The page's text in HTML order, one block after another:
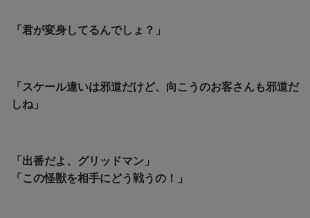
「君が変身してるんでしょ？」
「スケール違いは邪道だけど、向こうのお客さんも邪道だ
しね」
「出番だよ、グリッドマン」
「この怪獣を相手にどう戦うの！」